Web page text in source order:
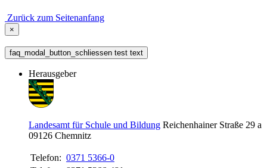
Zurück zum Seitenanfang
×
faq_modal_button_schliessen test text
Herausgeber
Landesamt für Schule und Bildung Reichenhainer Straße 29 a
09126 Chemnitz
Telefon: 0371 5366-0